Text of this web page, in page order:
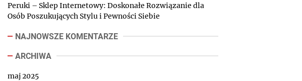
Peruki – Sklep Internetowy: Doskonałe Rozwiązanie dla
Osób Poszukujących Stylu i Pewności Siebie
NAJNOWSZE KOMENTARZE
ARCHIWA
maj 2025